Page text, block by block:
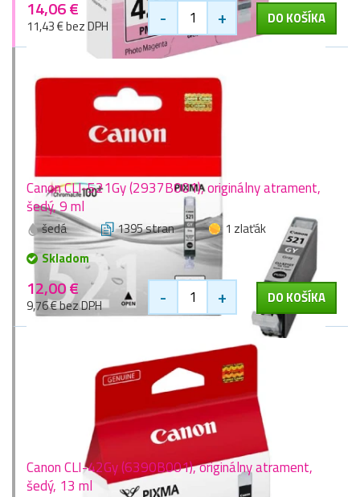
14,06 €
11,43 € bez DPH - + DO KOŠÍKA
Canon CLI-521Gy (2937B001), originálny atrament,
šedý, 9 ml
šedá 1395 stran
1 zlaťák
Skladom
12,00 €
9,76 € bez DPH - + DO KOŠÍKA
Canon CLI-42Gy (6390B001), originálny atrament,
šedý, 13 ml